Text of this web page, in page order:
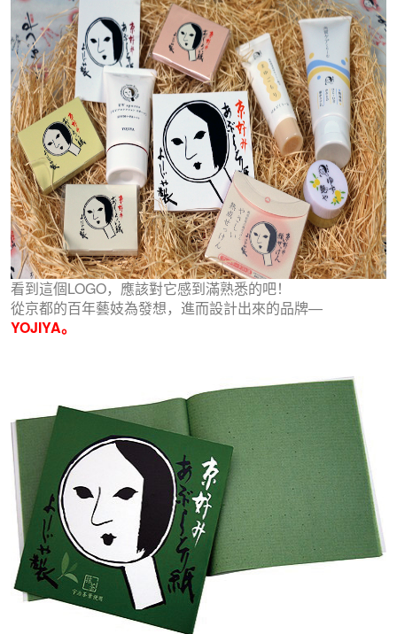
看到這個LOGO，應該對它感到滿熟悉的吧！
從京都的百年藝妓為發想，進而設計出來的品牌—
YOJIYA。